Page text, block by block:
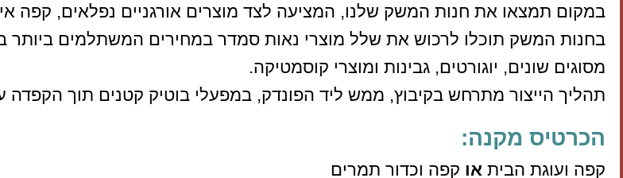
במקום תמצאו את חנות המשק שלנו, המציעה לצד מוצרים אורגניים נפלאים, קפה
בחנות המשק תוכלו לרכוש את שלל מוצרי נאות סמדר במחירים המשתלמים ביותר
מסוגים שונים, יוגורטים, גבינות ומוצרי קוסמטיקה.
תהליך הייצור מתרחש בקיבוץ, ממש ליד הפונדק, במפעלי בוטיק קטנים תוך הקפדה
הכרטיס מקנה:
קפה ועוגת הבית או קפה וכדור תמרים